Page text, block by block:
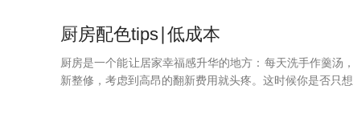
厨房配色tips∣低成本
厨房是一个能让居家幸福感升华的地方：每天洗手作羹
新整修，考虑到高昂的翻新费用就头疼。这时候你是否只